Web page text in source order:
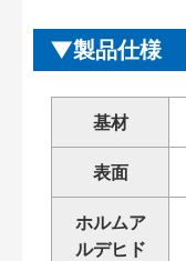
製品仕様
基材
表面
ホルムア
ルデヒド